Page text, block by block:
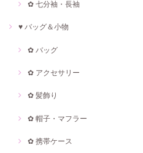
✿ 七分袖・長袖
♥ バッグ＆小物
✿ バッグ
✿ アクセサリー
✿ 髪飾り
✿ 帽子・マフラー
✿ 携帯ケース